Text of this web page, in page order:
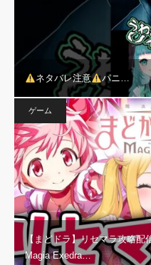
ネタバレ注意 パニ…
ゲーム
【まどドラ】リセマラ攻略
Magia Exedra…